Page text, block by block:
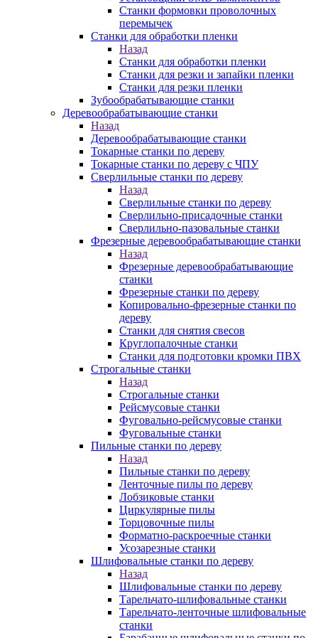
Станки формовки проволочных
перемычек
Станки для обработки пленки
Назад
Станки для обработки пленки
Станки для резки и запайки пленки
Станки для резки пленки
Зубообрабатывающие станки
Деревообрабатывающие станки
Назад
Деревообрабатывающие станки
Токарные станки по дереву
Токарные станки по дереву с ЧПУ
Сверлильные станки по дереву
Назад
Сверлильные станки по дереву
Сверлильно-присадочные станки
Сверлильно-пазовальные станки
Фрезерные деревообрабатывающие станки
Назад
Фрезерные деревообрабатывающие
станки
Фрезерные станки по дереву
Копировально-фрезерные станки по
дереву
Станки для снятия свесов
Круглопалочные станки
Станки для подготовки кромки ПВХ
Строгальные станки
Назад
Строгальные станки
Рейсмусовые станки
Фуговально-рейсмусовые станки
Фуговальные станки
Пильные станки по дереву
Назад
Пильные станки по дереву
Ленточные пилы по дереву
Лобзиковые станки
Циркулярные пилы
Торцовочные пилы
Форматно-раскроечные станки
Усозарезные станки
Шлифовальные станки по дереву
Назад
Шлифовальные станки по дереву
Тарельчато-шлифовальные станки
Тарельчато-ленточные шлифовальные
станки